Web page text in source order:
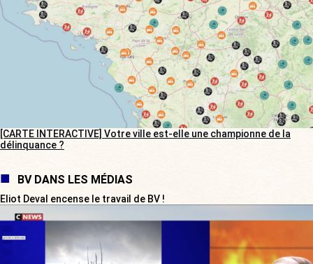
[CARTE INTERACTIVE] Votre ville est-elle une championne de la
délinquance ?
BV DANS LES MÉDIAS
Eliot Deval encense le travail de BV !